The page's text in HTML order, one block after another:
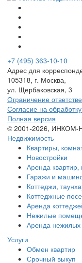
+7 (495) 363-10-10
Адрес для
105318, г. Москва,
ул. Щербаковская, 3
Ограничение
Согласие на
Полная версия
© 2001-2026, ИНКОМ-
Недвижимость
Квартиры,
Новостройки
Аренда квартир,
Гаражи и
Коттеджи,
Коттеджные
Аренда
Нежилые
Аренда
Услуги
Обмен квартир
Срочный выкуп